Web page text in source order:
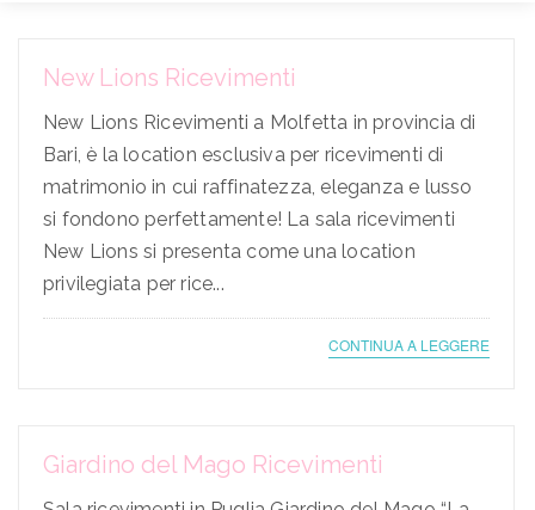
New Lions Ricevimenti
New Lions Ricevimenti a Molfetta in provincia di
Bari, è la location esclusiva per ricevimenti di
matrimonio in cui raffinatezza, eleganza e lusso
si fondono perfettamente! La sala ricevimenti
New Lions si presenta come una location
privilegiata per rice...
CONTINUA A LEGGERE
Giardino del Mago Ricevimenti